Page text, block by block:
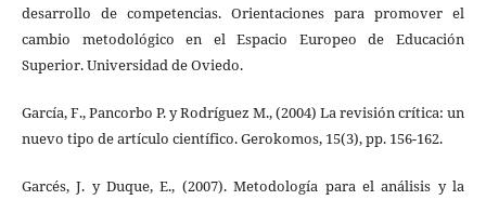
desarrollo de competencias. Orientaciones para promover el
cambio metodológico en el Espacio Europeo de Educación
Superior. Universidad de Oviedo.
García, F., Pancorbo P. y Rodríguez M., (2004) La revisión crítica: un
nuevo tipo de artículo científico. Gerokomos, 15(3), pp. 156-162.
Garcés, J. y Duque, E., (2007). Metodología para el análisis y la